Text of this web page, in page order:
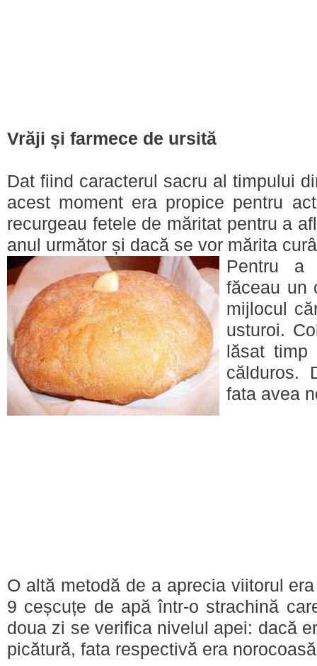
Vrăji și farmece de ursită
Dat fiind caracterul sacru al timpului
acest moment era propice pentru
recurgeau fetele de măritat pentru a
anul următor și dacă se vor mărita
Pentru a
făceau un
mijlocul
usturoi.
lăsat
călduros.
fata avea
O altă metodă de a aprecia viitorul
9 ceșcuțe de apă într-o strachină
doua zi se verifica nivelul apei: dacă
picătură, fata respectivă era